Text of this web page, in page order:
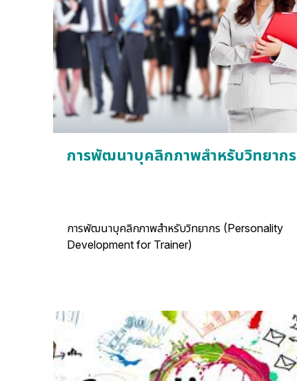
การพัฒนาบุคลิกภาพสำหรับวิทยากร
การพัฒนาบุคลิกภาพสำหรับวิทยากร (Personality
Development for Trainer)